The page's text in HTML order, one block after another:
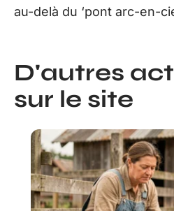
au-delà du ‘pont arc-en-
D'autres
sur le site